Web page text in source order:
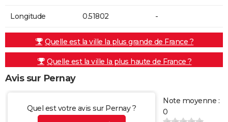
Longitude 0.51802 -
Quelle est la ville la plus grande de France ?
Quelle est la ville la plus haute de France ?
Avis sur Pernay
Quel est votre avis sur Pernay ?
Note moyenne :
0